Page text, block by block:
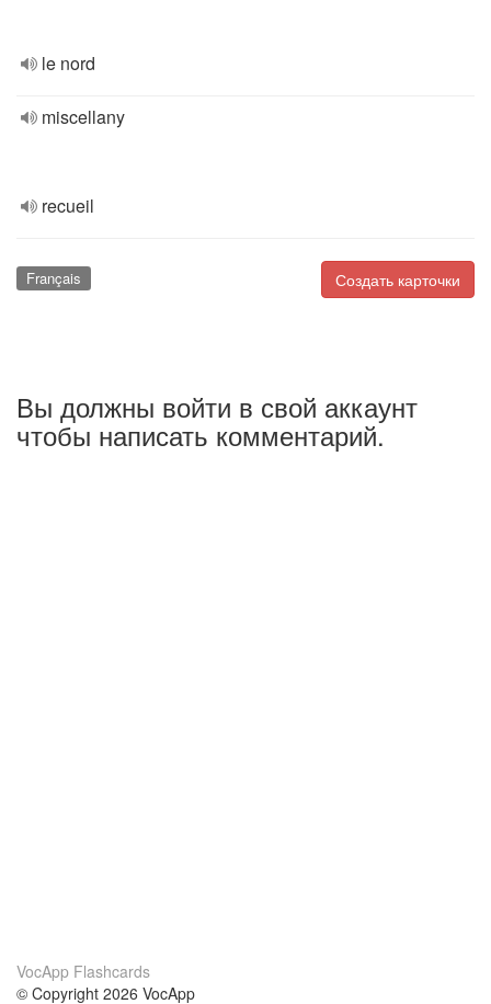
le nord
miscellany
recueil
Создать карточки
Français
Вы должны войти в свой аккаунт
чтобы написать комментарий.
VocApp Flashcards
© Copyright 2026 VocApp